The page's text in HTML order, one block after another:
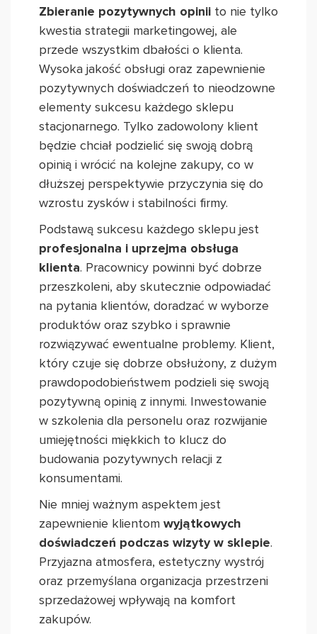
Zbieranie pozytywnych opinii to nie tylko
kwestia strategii marketingowej, ale
przede wszystkim dbałości o klienta.
Wysoka jakość obsługi oraz zapewnienie
pozytywnych doświadczeń to nieodzowne
elementy sukcesu każdego sklepu
stacjonarnego. Tylko zadowolony klient
będzie chciał podzielić się swoją dobrą
opinią i wrócić na kolejne zakupy, co w
dłuższej perspektywie przyczynia się do
wzrostu zysków i stabilności firmy.
Podstawą sukcesu każdego sklepu jest
profesjonalna i uprzejma obsługa
klienta. Pracownicy powinni być dobrze
przeszkoleni, aby skutecznie odpowiadać
na pytania klientów, doradzać w wyborze
produktów oraz szybko i sprawnie
rozwiązywać ewentualne problemy. Klient,
który czuje się dobrze obsłużony, z dużym
prawdopodobieństwem podzieli się swoją
pozytywną opinią z innymi. Inwestowanie
w szkolenia dla personelu oraz rozwijanie
umiejętności miękkich to klucz do
budowania pozytywnych relacji z
konsumentami.
Nie mniej ważnym aspektem jest
zapewnienie klientom wyjątkowych
doświadczeń podczas wizyty w sklepie.
Przyjazna atmosfera, estetyczny wystrój
oraz przemyślana organizacja przestrzeni
sprzedażowej wpływają na komfort
zakupów.